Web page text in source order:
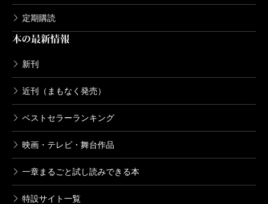
定期購読
本の最新情報
新刊
近刊（まもなく発売）
ベストセラーランキング
映画・テレビ・舞台作品
一章まるごと試し読みできる本
特設サイト一覧